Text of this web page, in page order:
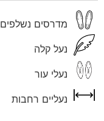
מדרסים נשלפים
נעל קלה
נעלי עור
נעליים רחבות